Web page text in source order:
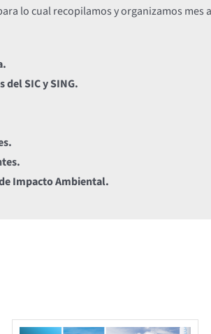
lo cual recopilamos y organizamos mes
SIC y SING.
Impacto Ambiental.